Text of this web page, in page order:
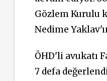
Gözlem Kurulu
Nedime
ÖHD'li avukatı
7 defa